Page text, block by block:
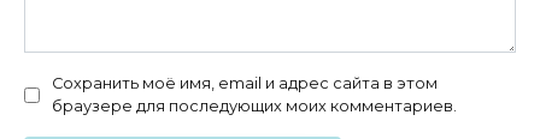
Сохранить моё имя, email и адрес сайта в этом
браузере для последующих моих комментариев.